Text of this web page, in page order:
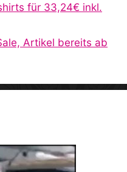
für 33,24€ inkl.
Artikel bereits ab